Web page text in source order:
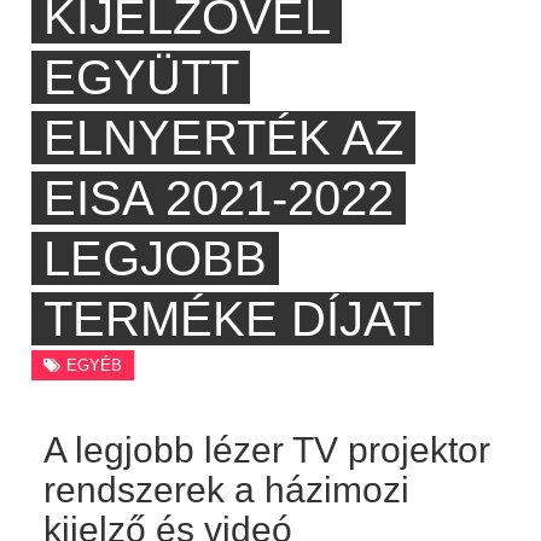
KIJELZŐVEL
EGYÜTT
ELNYERTÉK AZ
EISA 2021-2022
LEGJOBB
TERMÉKE DÍJAT
EGYÉB
A legjobb lézer TV projektor
rendszerek a házimozi
kijelző és videó